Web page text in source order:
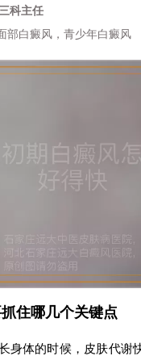
三科主任
部白癜风，青少年白癜风
住哪几个关键点
身体的时候，皮肤代谢